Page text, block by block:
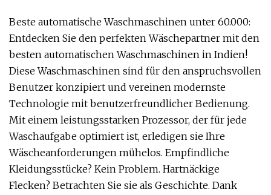
Beste automatische Waschmaschinen unter 60.000:
Entdecken Sie den perfekten Wäschepartner mit den
besten automatischen Waschmaschinen in Indien!
Diese Waschmaschinen sind für den anspruchsvollen
Benutzer konzipiert und vereinen modernste
Technologie mit benutzerfreundlicher Bedienung.
Mit einem leistungsstarken Prozessor, der für jede
Waschaufgabe optimiert ist, erledigen sie Ihre
Wäscheanforderungen mühelos. Empfindliche
Kleidungsstücke? Kein Problem. Hartnäckige
Flecken? Betrachten Sie sie als Geschichte. Dank